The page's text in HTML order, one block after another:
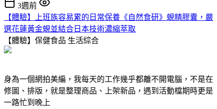
3週前
【體驗】上班族容易累的日常保養《自然食研》蜆精膠囊，嚴
選花蓮黃金蜆並結合日本技術濃縮萃取
【體驗】保健食品 生活綜合
身為一個網拍美編，我每天的工作幾乎都離不開電腦，不是在
修圖、排版，就是整理商品、上架新品，遇到活動檔期時更是
一路忙到晚上